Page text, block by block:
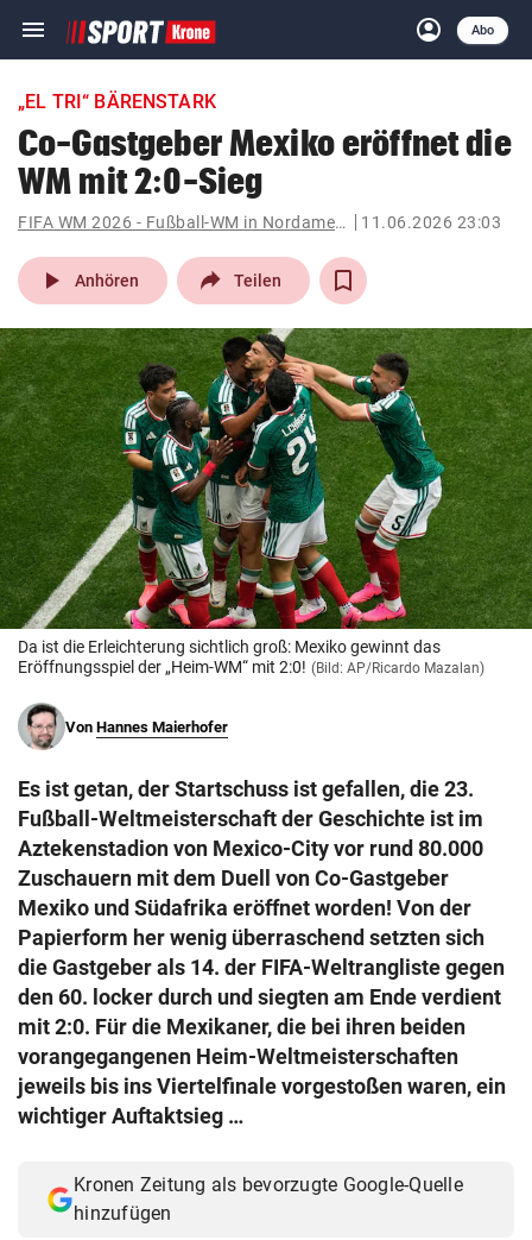
menu Navigation
ein-/ausklappen
account_circle
Anmelden
Abo
close Schließen
account_circle Anmelden
pin_drop
Wien arrow_right
bookmark
search
Suchbegriff
eingeben
© Krone Multimedia GmbH & Co KG 2026
Muthgasse 2, 1190 Wien
„EL TRI“ BÄRENSTARK
Co-Gastgeber Mexiko eröffnet die
WM mit 2:0-Sieg
FIFA WM 2026 - Fußball-WM in Nordamerika 11.06.2026 23:03
play_arrow Anhören Teilen
Da ist die Erleichterung sichtlich groß: Mexiko gewinnt das
Eröffnungsspiel der „Heim-WM“ mit 2:0! (Bild: AP/Ricardo Mazalan)
Von Hannes Maierhofer
Es ist getan, der Startschuss ist gefallen, die 23.
Fußball-Weltmeisterschaft der Geschichte ist im
Aztekenstadion von Mexico-City vor rund 80.000
Zuschauern mit dem Duell von Co-Gastgeber
Mexiko und Südafrika eröffnet worden! Von der
Papierform her wenig überraschend setzten sich
die Gastgeber als 14. der FIFA-Weltrangliste gegen
den 60. locker durch und siegten am Ende verdient
mit 2:0. Für die Mexikaner, die bei ihren beiden
vorangegangenen Heim-Weltmeisterschaften
jeweils bis ins Viertelfinale vorgestoßen waren, ein
wichtiger Auftaktsieg …
Kronen Zeitung als bevorzugte Google-Quelle
hinzufügen